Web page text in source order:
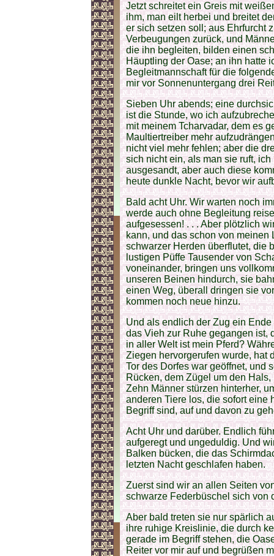
Jetzt schreitet ein Greis mit
ihm, man eilt herbei und breitet
er sich setzen soll; aus Ehrfurcht
Verbeugungen zurück, und
die ihn begleiten, bilden einen
Häuptling der Oase; an ihn hatte
Begleitmannschaft für die
mir vor Sonnenuntergang drei
Sieben Uhr abends; eine
ist die Stunde, wo ich
mit meinem Tcharvadar, dem es
Maultiertreiber mehr
nicht viel mehr fehlen; aber die
sich nicht ein, als man sie ruft,
ausgesandt, aber auch diese
heute dunkle Nacht, bevor wir
Bald acht Uhr. Wir warten noch
werde auch ohne Begleitung
aufgesessen! . . . Aber plötzlich
kann, und das schon von meinen
schwarzer Herden überflutet, die
lustigen Püffe Tausender von
voneinander, bringen uns
unseren Beinen hindurch, sie
einen Weg, überall dringen sie
kommen noch neue hinzu.
Und als endlich der Zug ein
das Vieh zur Ruhe gegangen ist,
in aller Welt ist mein Pferd?
Ziegen hervorgerufen wurde, hat
Tor des Dorfes war geöffnet, und
Rücken, dem Zügel um den
Zehn Männer stürzen hinterher,
anderen Tiere los, die sofort eine
Begriff sind, auf und davon zu
Acht Uhr und darüber. Endlich
aufgeregt und ungeduldig. Und
Balken bücken, die das
letzten Nacht geschlafen haben.
Zuerst sind wir an allen Seiten
schwarze Federbüschel sich von
Aber bald treten sie nur spärlich
ihre ruhige Kreislinie, die durch
gerade im Begriff stehen, die
Reiter vor mir auf und begrüßen